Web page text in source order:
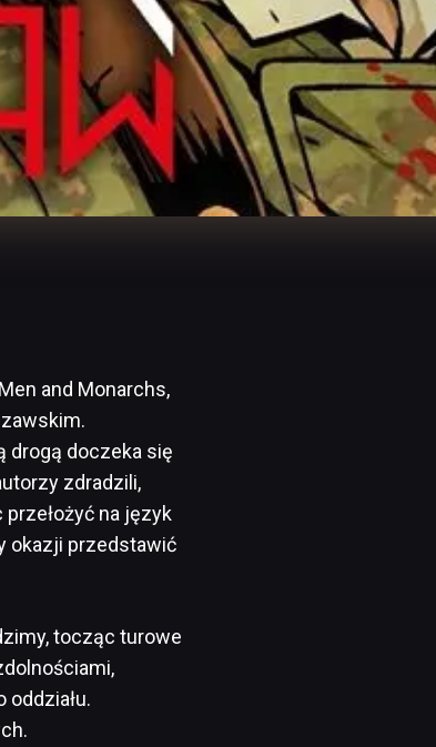
and Monarchs,
drogą doczeka się
zdradzili,
na język
okazji przedstawić
tocząc turowe